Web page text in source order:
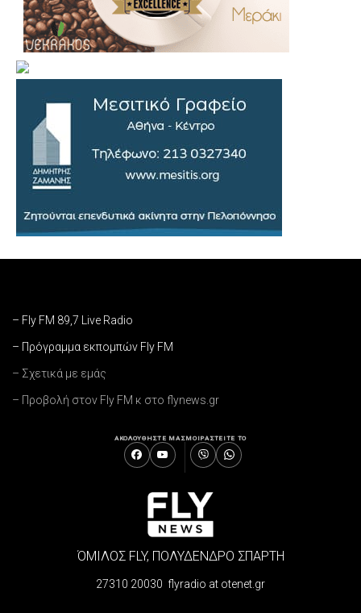
– Fly FM 89,7 Live Radio
– Πρόγραμμα εκπομπών Fly FM
– Σχετικά με εμάς
– Προβολή στον Fly FM κ στο flynews.gr
ΑΚΟΛΟΥΘΗΣΤΕ ΜΑΣΜΟΙΡΑΣΤΕΙΤΕ ΤΟ
ΌΜΙΛΟΣ FLY, ΠΟΛΥΔΕΝΔΡΟ ΣΠΑΡΤΗ
27310 20030 flyradio at otenet.gr